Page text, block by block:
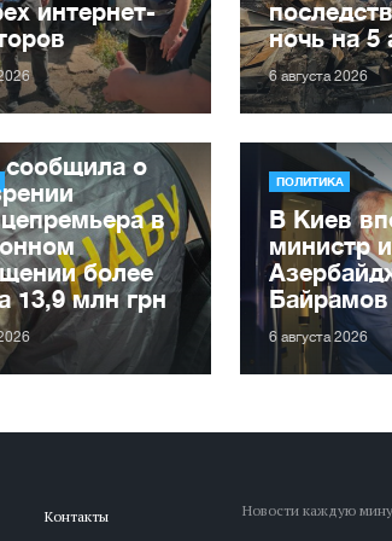
интернет-
ночь на 5
6 августа 2026
о
в
более
13,9 млн грн
ПОЛИТИКА
В Киев
министр
Байрамов
6 августа 2026
Контакты Новости каждую